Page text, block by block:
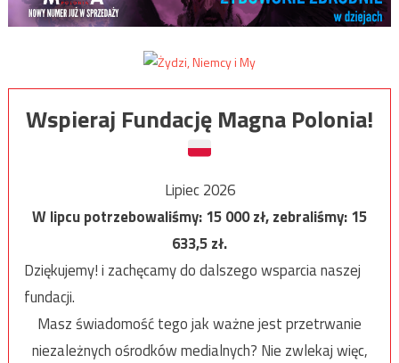
Wspieraj Fundację Magna Polonia!
Lipiec 2026
W lipcu potrzebowaliśmy:15 000zł, zebraliśmy:15
633,5zł.
Dziękujemy! i zachęcamy do dalszego wsparcia naszej
fundacji.
Masz świadomość tego jak ważne jest przetrwanie
niezależnych ośrodków medialnych? Nie zwlekaj więc,